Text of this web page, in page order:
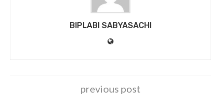
BIPLABI SABYASACHI
previous post